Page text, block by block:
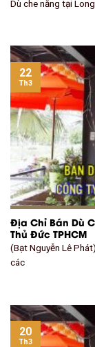
Dù che nắng tại
Địa Chỉ Bán Dù
Thủ Đức TPHCM
(Bạt Nguyễn Lê
các
22
Th3
20
Th3